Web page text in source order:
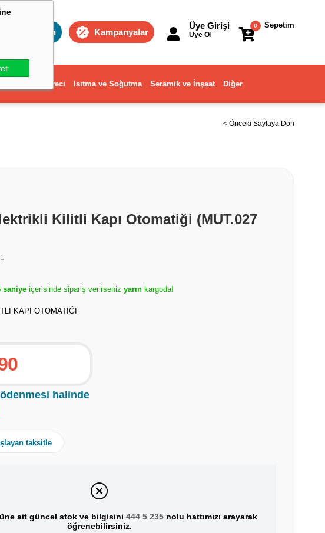
Toptan Kampanyalar
Sepetim
0
Üye Girişi
Üye Ol
ve Ev Gereci Isıtma ve Soğutma Seramik ve İnşaat Diğer
< Önceki Sayfaya Dön
Kilitli Kapı Otomatiği (MUT.027
saniye içerisinde sipariş verirseniz yarın kargoda!
KAPI OTOMATİĞİ
halinde
taksitle
ait güncel stok ve bilgisini 444 5 235nolu hattımızı arayarak
öğrenebilirsiniz.